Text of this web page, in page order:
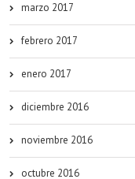
marzo 2017
febrero 2017
enero 2017
diciembre 2016
noviembre 2016
octubre 2016